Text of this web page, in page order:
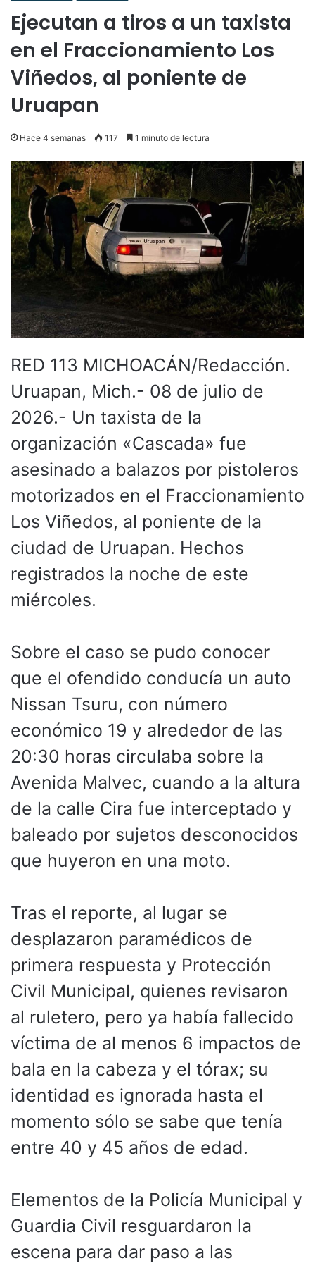
Ejecutan a tiros a un taxista
en el Fraccionamiento Los
Viñedos, al poniente de
Uruapan
Hace 4 semanas 117 1 minuto de lectura
RED 113 MICHOACÁN/Redacción.
Uruapan, Mich.- 08 de julio de
2026.- Un taxista de la
organización «Cascada» fue
asesinado a balazos por pistoleros
motorizados en el Fraccionamiento
Los Viñedos, al poniente de la
ciudad de Uruapan. Hechos
registrados la noche de este
miércoles.
Sobre el caso se pudo conocer
que el ofendido conducía un auto
Nissan Tsuru, con número
económico 19 y alrededor de las
20:30 horas circulaba sobre la
Avenida Malvec, cuando a la altura
de la calle Cira fue interceptado y
baleado por sujetos desconocidos
que huyeron en una moto.
Tras el reporte, al lugar se
desplazaron paramédicos de
primera respuesta y Protección
Civil Municipal, quienes revisaron
al ruletero, pero ya había fallecido
víctima de al menos 6 impactos de
bala en la cabeza y el tórax; su
identidad es ignorada hasta el
momento sólo se sabe que tenía
entre 40 y 45 años de edad.
Elementos de la Policía Municipal y
Guardia Civil resguardaron la
escena para dar paso a las